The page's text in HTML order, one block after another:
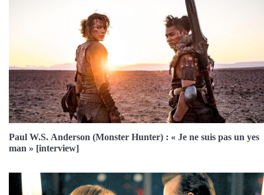
Paul W.S. Anderson (Monster Hunter) : « Je ne suis pas un yes
man » [interview]